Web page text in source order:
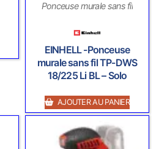
Ponceuse murale sans fil
EINHELL -Ponceuse
murale sans fil TP-DWS
18/225 Li BL – Solo
AJOUTER AU PANIER